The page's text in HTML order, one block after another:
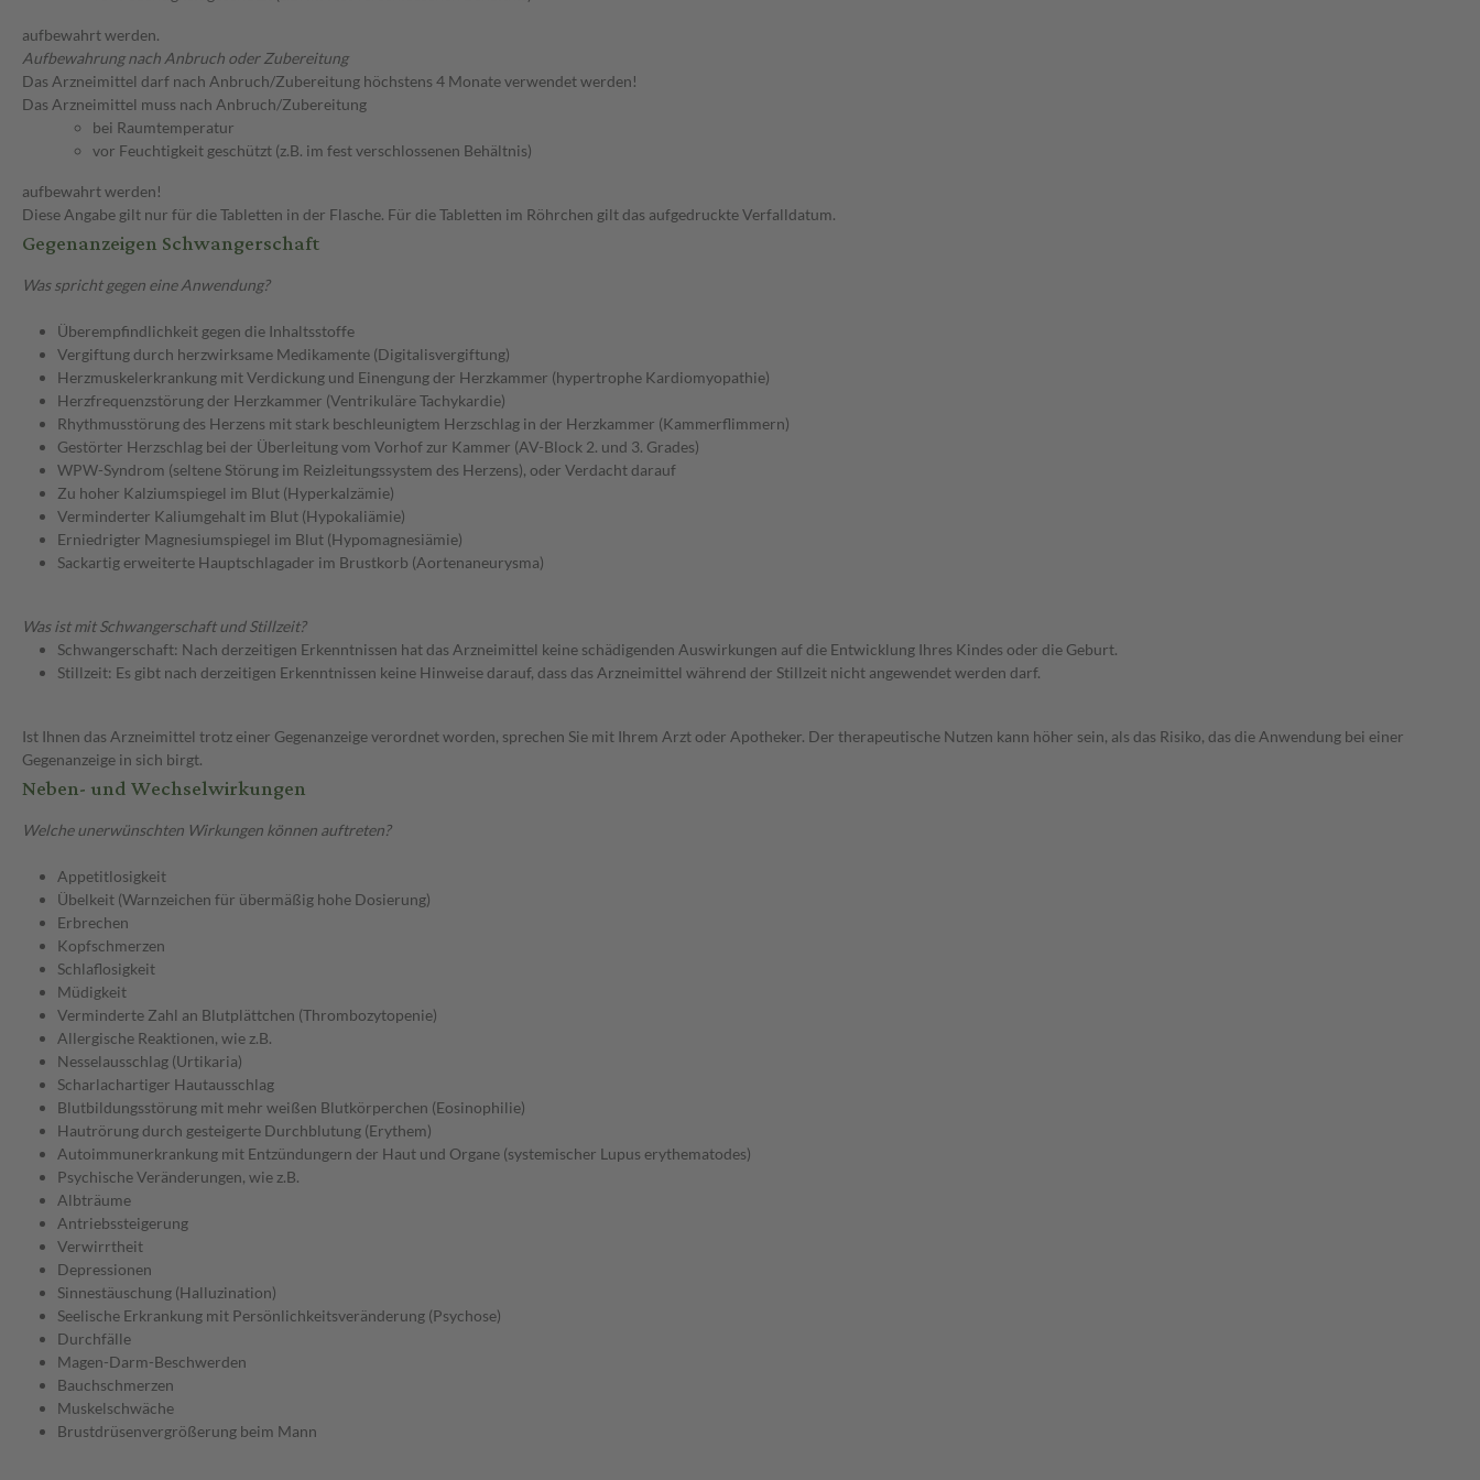
aufbewahrt werden.
Aufbewahrung nach Anbruch oder Zubereitung
Das Arzneimittel darf nach Anbruch/Zubereitung höchstens 4 Monate verwendet werden!
Das Arzneimittel muss nach Anbruch/Zubereitung
bei Raumtemperatur
vor Feuchtigkeit geschützt (z.B. im fest verschlossenen Behältnis)
aufbewahrt werden!
Diese Angabe gilt nur für die Tabletten in der Flasche. Für die Tabletten im Röhrchen gilt das aufgedruckte Verfalldatum.
Gegenanzeigen Schwangerschaft
Was spricht gegen eine Anwendung?
Überempfindlichkeit gegen die Inhaltsstoffe
Vergiftung durch herzwirksame Medikamente (Digitalisvergiftung)
Herzmuskelerkrankung mit Verdickung und Einengung der Herzkammer (hypertrophe Kardiomyopathie)
Herzfrequenzstörung der Herzkammer (Ventrikuläre Tachykardie)
Rhythmusstörung des Herzens mit stark beschleunigtem Herzschlag in der Herzkammer (Kammerflimmern)
Gestörter Herzschlag bei der Überleitung vom Vorhof zur Kammer (AV-Block 2. und 3. Grades)
WPW-Syndrom (seltene Störung im Reizleitungssystem des Herzens), oder Verdacht darauf
Zu hoher Kalziumspiegel im Blut (Hyperkalzämie)
Verminderter Kaliumgehalt im Blut (Hypokaliämie)
Erniedrigter Magnesiumspiegel im Blut (Hypomagnesiämie)
Sackartig erweiterte Hauptschlagader im Brustkorb (Aortenaneurysma)
Was ist mit Schwangerschaft und Stillzeit?
Schwangerschaft: Nach derzeitigen Erkenntnissen hat das Arzneimittel keine schädigenden Auswirkungen auf die Entwicklung Ihres Kindes oder die Geburt.
Stillzeit: Es gibt nach derzeitigen Erkenntnissen keine Hinweise darauf, dass das Arzneimittel während der Stillzeit nicht angewendet werden darf.
Ist Ihnen das Arzneimittel trotz einer Gegenanzeige verordnet worden, sprechen Sie mit Ihrem Arzt oder Apotheker. Der therapeutische Nutzen kann höher sein, als das Risiko, das die Anwendung bei einer
Gegenanzeige in sich birgt.
Neben- und Wechselwirkungen
Welche unerwünschten Wirkungen können auftreten?
Appetitlosigkeit
Übelkeit (Warnzeichen für übermäßig hohe Dosierung)
Erbrechen
Kopfschmerzen
Schlaflosigkeit
Müdigkeit
Verminderte Zahl an Blutplättchen (Thrombozytopenie)
Allergische Reaktionen, wie z.B.
Nesselausschlag (Urtikaria)
Scharlachartiger Hautausschlag
Blutbildungsstörung mit mehr weißen Blutkörperchen (Eosinophilie)
Hautrörung durch gesteigerte Durchblutung (Erythem)
Autoimmunerkrankung mit Entzündungern der Haut und Organe (systemischer Lupus erythematodes)
Psychische Veränderungen, wie z.B.
Albträume
Antriebssteigerung
Verwirrtheit
Depressionen
Sinnestäuschung (Halluzination)
Seelische Erkrankung mit Persönlichkeitsveränderung (Psychose)
Durchfälle
Magen-Darm-Beschwerden
Bauchschmerzen
Muskelschwäche
Brustdrüsenvergrößerung beim Mann